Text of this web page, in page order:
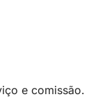
e comissão.